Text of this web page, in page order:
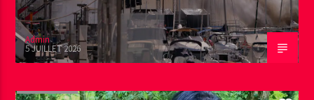
Admin
5 JUILLET 2026